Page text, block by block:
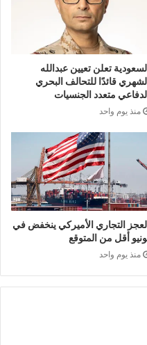
وسط خلاف
وترتيباتها الأمنية.
السعودية تعلن تعيين عبدالله
الشهري قائدًا للتحالف البحري
الدفاعي متعدد الجنسيات
منذ يوم واحد
التجاري الأميركي ينخفض في
أقل من المتوقع
منذ يوم واحد